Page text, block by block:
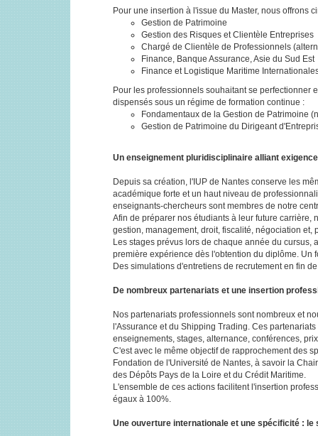
Pour une insertion à l'issue du Master, nous offrons
Gestion de Patrimoine
Gestion des Risques et Clientèle Entreprises
Chargé de Clientèle de Professionnels
Finance, Banque Assurance, Asie du Sud Est
Finance et Logistique Maritime
Pour les professionnels souhaitant se perfectionner
dispensés sous un régime de formation continue :
Fondamentaux de la Gestion de Patrimoine
Gestion de Patrimoine du Dirigeant
Un enseignement pluridisciplinaire alliant
Depuis sa création, l'IUP de Nantes conserve les
académique forte et un haut niveau de
enseignants-chercheurs sont membres de notre
Afin de préparer nos étudiants à leur future
gestion, management, droit, fiscalité, négociation
Les stages prévus lors de chaque année du
première expérience dès l'obtention du diplôme. Un
Des simulations d'entretiens de recrutement en fin
De nombreux partenariats et une insertion
Nos partenariats professionnels sont nombreux et
l'Assurance et du Shipping Trading. Ces
enseignements, stages, alternance, conférences,
C'est avec le même objectif de rapprochement des
Fondation de l'Université de Nantes, à savoir la
des Dépôts Pays de la Loire et du Crédit Maritime.
L'ensemble de ces actions facilitent l'insertion
égaux à 100%.
Une ouverture internationale et une spécificité : le